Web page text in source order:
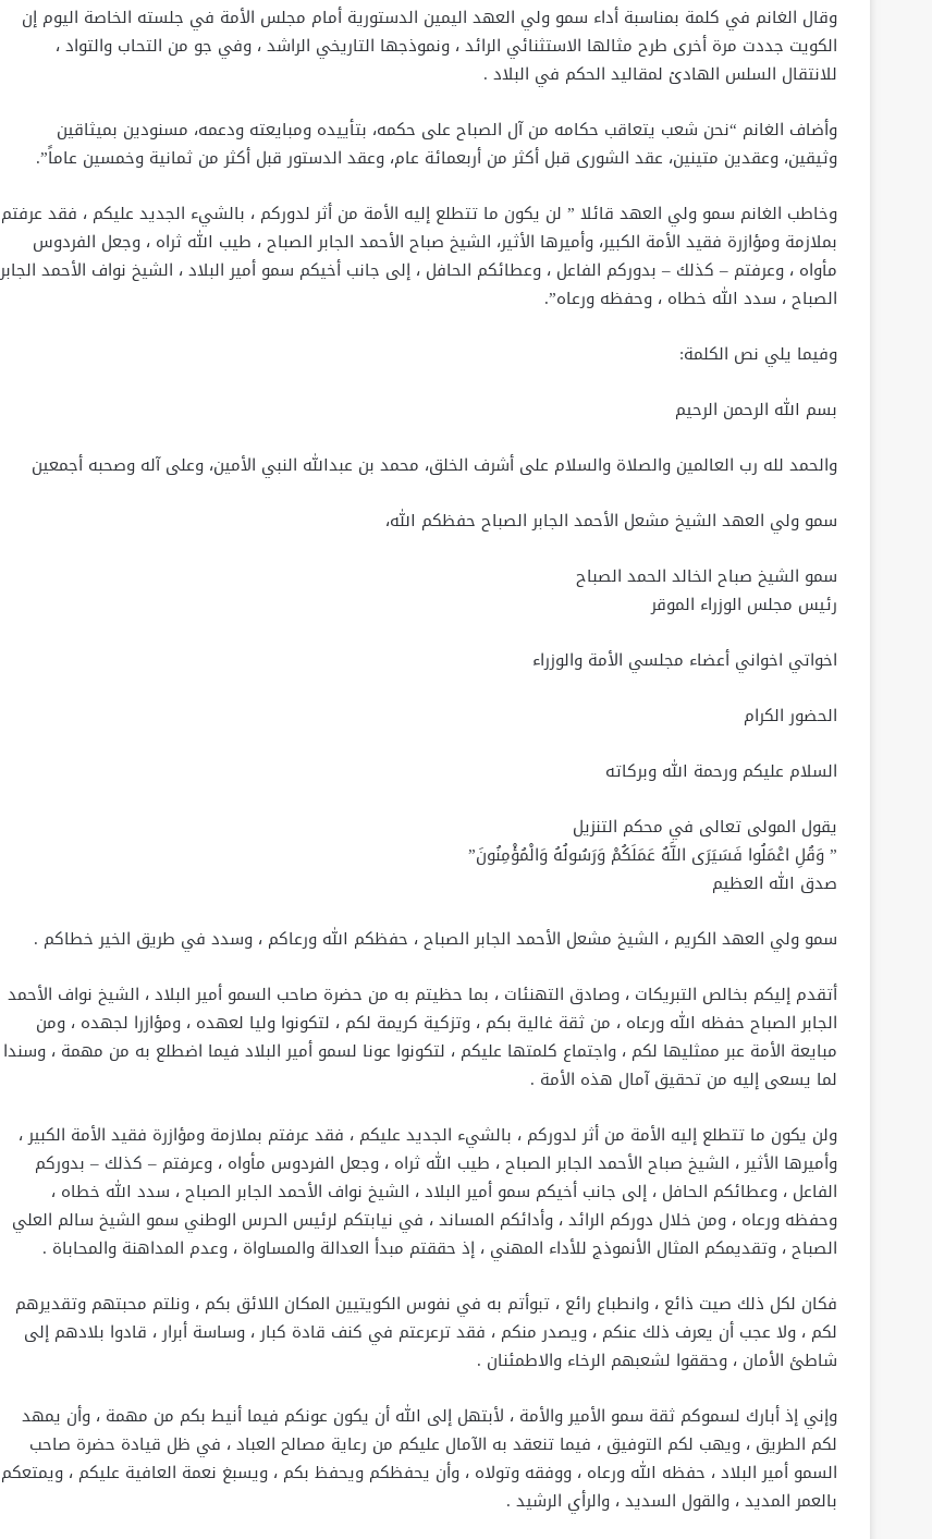
وقال الغانم في كلمة بمناسبة أداء سمو ولي العهد اليمين الدستورية أمام مجلس الأمة في جلسته الخاصة اليوم إن
الكويت جددت مرة أخرى طرح مثالها الاستثنائي الرائد ، ونموذجها التاريخي الراشد ، وفي جو من التحاب والتواد ،
للانتقال السلس الهادئ لمقاليد الحكم في البلاد .
وأضاف الغانم “نحن شعب يتعاقب حكامه من آل الصباح على حكمه، بتأييده ومبايعته ودعمه، مسنودين بميثاقين
وثيقين، وعقدين متينين، عقد الشورى قبل أكثر من أربعمائة عام، وعقد الدستور قبل أكثر من ثمانية وخمسين عاماً”.
وخاطب الغانم سمو ولي العهد قائلا ” لن يكون ما تتطلع إليه الأمة من أثر لدوركم ، بالشيء الجديد عليكم ، فقد عرفتم
بملازمة ومؤازرة فقيد الأمة الكبير، وأميرها الأثير، الشيخ صباح الأحمد الجابر الصباح ، طيب الله ثراه ، وجعل الفردوس
مأواه ، وعرفتم – كذلك – بدوركم الفاعل ، وعطائكم الحافل ، إلى جانب أخيكم سمو أمير البلاد ، الشيخ نواف الأحمد الجابر
الصباح ، سدد الله خطاه ، وحفظه ورعاه”.
وفيما يلي نص الكلمة:
بسم الله الرحمن الرحيم
والحمد لله رب العالمين والصلاة والسلام على أشرف الخلق، محمد بن عبدالله النبي الأمين، وعلى آله وصحبه أجمعين
سمو ولي العهد الشيخ مشعل الأحمد الجابر الصباح حفظكم الله،
سمو الشيخ صباح الخالد الحمد الصباح
رئيس مجلس الوزراء الموقر
اخواتي اخواني أعضاء مجلسي الأمة والوزراء
الحضور الكرام
السلام عليكم ورحمة الله وبركاته
يقول المولى تعالى في محكم التنزيل
” وَقُلِ اعْمَلُوا فَسَيَرَى اللَّهُ عَمَلَكُمْ وَرَسُولُهُ وَالْمُؤْمِنُونَ”
صدق الله العظيم
سمو ولي العهد الكريم ، الشيخ مشعل الأحمد الجابر الصباح ، حفظكم الله ورعاكم ، وسدد في طريق الخير خطاكم .
أتقدم إليكم بخالص التبريكات ، وصادق التهنئات ، بما حظيتم به من حضرة صاحب السمو أمير البلاد ، الشيخ نواف الأحمد
الجابر الصباح حفظه الله ورعاه ، من ثقة غالية بكم ، وتزكية كريمة لكم ، لتكونوا وليا لعهده ، ومؤازرا لجهده ، ومن
مبايعة الأمة عبر ممثليها لكم ، واجتماع كلمتها عليكم ، لتكونوا عونا لسمو أمير البلاد فيما اضطلع به من مهمة ، وسندا
لما يسعى إليه من تحقيق آمال هذه الأمة .
ولن يكون ما تتطلع إليه الأمة من أثر لدوركم ، بالشيء الجديد عليكم ، فقد عرفتم بملازمة ومؤازرة فقيد الأمة الكبير ،
وأميرها الأثير ، الشيخ صباح الأحمد الجابر الصباح ، طيب الله ثراه ، وجعل الفردوس مأواه ، وعرفتم – كذلك – بدوركم
الفاعل ، وعطائكم الحافل ، إلى جانب أخيكم سمو أمير البلاد ، الشيخ نواف الأحمد الجابر الصباح ، سدد الله خطاه ،
وحفظه ورعاه ، ومن خلال دوركم الرائد ، وأدائكم المساند ، في نيابتكم لرئيس الحرس الوطني سمو الشيخ سالم العلي
الصباح ، وتقديمكم المثال الأنموذج للأداء المهني ، إذ حققتم مبدأ العدالة والمساواة ، وعدم المداهنة والمحاباة .
فكان لكل ذلك صيت ذائع ، وانطباع رائع ، تبوأتم به في نفوس الكويتيين المكان اللائق بكم ، ونلتم محبتهم وتقديرهم
لكم ، ولا عجب أن يعرف ذلك عنكم ، ويصدر منكم ، فقد ترعرعتم في كنف قادة كبار ، وساسة أبرار ، قادوا بلادهم إلى
شاطئ الأمان ، وحققوا لشعبهم الرخاء والاطمئنان .
وإني إذ أبارك لسموكم ثقة سمو الأمير والأمة ، لأبتهل إلى الله أن يكون عونكم فيما أنيط بكم من مهمة ، وأن يمهد
لكم الطريق ، ويهب لكم التوفيق ، فيما تنعقد به الآمال عليكم من رعاية مصالح العباد ، في ظل قيادة حضرة صاحب
السمو أمير البلاد ، حفظه الله ورعاه ، ووفقه وتولاه ، وأن يحفظكم ويحفظ بكم ، ويسبغ نعمة العافية عليكم ، ويمتعكم
بالعمر المديد ، والقول السديد ، والرأي الرشيد .